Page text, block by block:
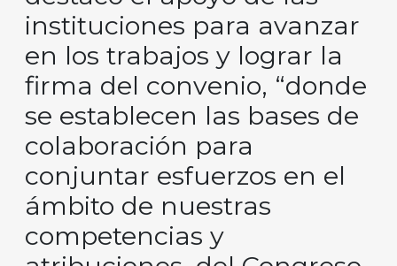
instituciones para avanzar
en los trabajos y lograr la
firma del convenio, “donde
se establecen las bases de
colaboración para
conjuntar esfuerzos en el
ámbito de nuestras
competencias y